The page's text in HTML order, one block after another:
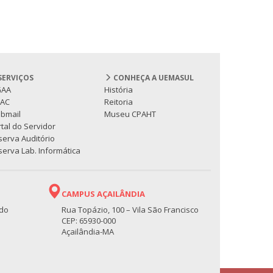
do Servidor
Auditório
Lab. Informática
CONHEÇA A UEMASUL
História
Reitoria
Museu CPAHT
CAMPUS AÇAILÂNDIA
Rua Topázio, 100 – Vila São Francisco
CEP: 65930-000
Açailândia-MA